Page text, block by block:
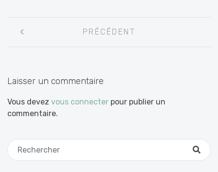
entre
PRÉCÉDENT
Laisser un commentaire
Vous devez vous connecter pour publier un
commentaire.